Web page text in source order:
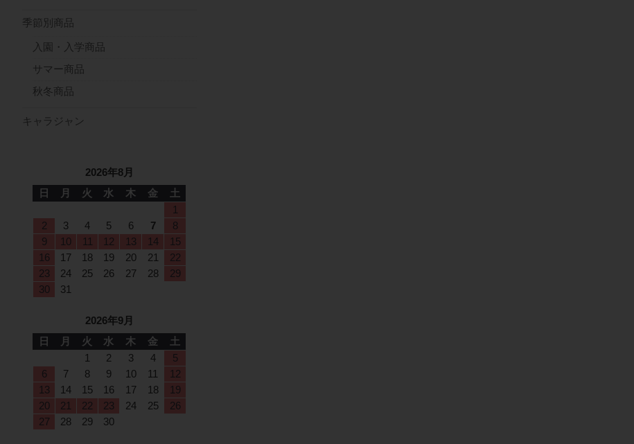
季節別商品
入園・入学商品
サマー商品
秋冬商品
キャラジャン
2026年8月
日
月 火 水 木 金
土
1
2
3 4 5 6 7
8
9
10 11 12 13 14
15
16
17 18 19 20 21
22
23
24 25 26 27 28
29
30
31
2026年9月
日
月 火 水 木 金
土
1
2 3 4
5
6
7 8 9 10 11
12
13
14 15 16 17 18
19
20
21 22 23 24 25
26
27
28 29 30